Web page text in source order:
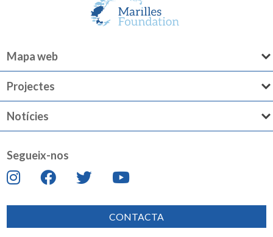
Mapa web
Projectes
Notícies
Segueix-nos
CONTACTA